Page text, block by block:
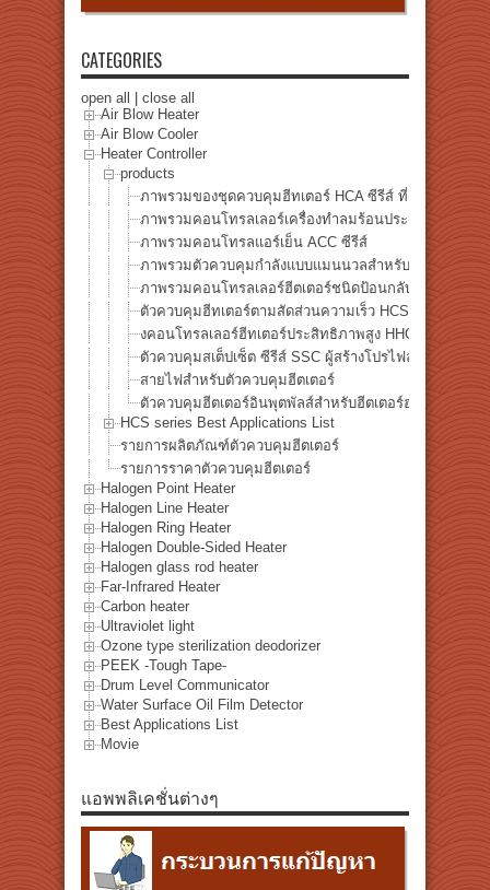
CATEGORIES
open all
close all
Air Blow Heater
Air Blow Cooler
Heater Controller
products
ภาพรวมของชุดควบคุมฮีทเตอร์ HCA ซีรีส์ ที่ติดตั้งตัวคว
ภาพรวมคอนโทรลเลอร์เครื่องทำลมร้อนประสิทธิภาพสูง
ภาพรวมคอนโทรลแอร์เย็น ACC ซีรีส์
ภาพรวมตัวควบคุมกำลังแบบแมนนวลสำหรับฮีตเตอร์ฮาโ
ภาพรวมคอนโทรลเลอร์ฮีตเตอร์ชนิดป้อนกลับที่เข้ากันได้กั
ตัวควบคุมฮีทเตอร์ตามสัดส่วนความเร็ว HCS series
งคอนโทรลเลอร์ฮีทเตอร์ประสิทธิภาพสูง HHC2
ตัวควบคุมสเต็ปเซ็ต ซีรีส์ SSC ผู้สร้างโปรไฟล์
สายไฟสำหรับตัวควบคุมฮีตเตอร์
ตัวควบคุมฮีตเตอร์อินพุตพัลส์สำหรับฮีตเตอร์ฮาโลเจน
HCS series Best Applications List
รายการผลิตภัณฑ์ตัวควบคุมฮีตเตอร์
รายการราคาตัวควบคุมฮีตเตอร์
Halogen Point Heater
Halogen Line Heater
Halogen Ring Heater
Halogen Double-Sided Heater
Halogen glass rod heater
Far-Infrared Heater
Carbon heater
Ultraviolet light
Ozone type sterilization deodorizer
PEEK -Tough Tape-
Drum Level Communicator
Water Surface Oil Film Detector
Best Applications List
Movie
แอพพลิเคชั่นต่างๆ